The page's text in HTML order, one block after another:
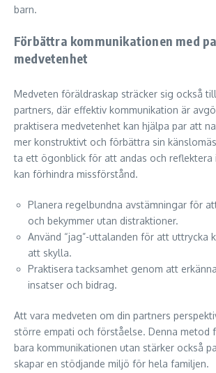
barn.
Förbättra kommunikationen med
medvetenhet
Medveten föräldraskap sträcker sig också
partners, där effektiv kommunikation är
praktisera medvetenhet kan hjälpa par att
mer konstruktivt och förbättra sin
ta ett ögonblick för att andas och reflektera
kan förhindra missförstånd.
Planera regelbundna avstämningar för
och bekymmer utan distraktioner.
Använd “jag”-uttalanden för att uttrycka
att skylla.
Praktisera tacksamhet genom att
insatser och bidrag.
Att vara medveten om din partners
större empati och förståelse. Denna metod
bara kommunikationen utan stärker också
skapar en stödjande miljö för hela familjen.